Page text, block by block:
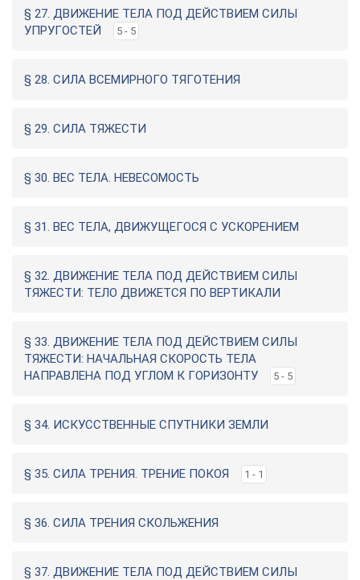
§ 27. ДВИЖЕНИЕ ТЕЛА ПОД ДЕЙСТВИЕМ СИЛЫ
УПРУГОСТЕЙ
5 - 5
§ 28. СИЛА ВСЕМИРНОГО ТЯГОТЕНИЯ
§ 29. СИЛА ТЯЖЕСТИ
§ 30. ВЕС ТЕЛА. НЕВЕСОМОСТЬ
§ 31. ВЕС ТЕЛА, ДВИЖУЩЕГОСЯ С УСКОРЕНИЕМ
§ 32. ДВИЖЕНИЕ ТЕЛА ПОД ДЕЙСТВИЕМ СИЛЫ
ТЯЖЕСТИ: ТЕЛО ДВИЖЕТСЯ ПО ВЕРТИКАЛИ
§ 33. ДВИЖЕНИЕ ТЕЛА ПОД ДЕЙСТВИЕМ СИЛЫ
ТЯЖЕСТИ: НАЧАЛЬНАЯ СКОРОСТЬ ТЕЛА
НАПРАВЛЕНА ПОД УГЛОМ К ГОРИЗОНТУ
5 - 5
§ 34. ИСКУССТВЕННЫЕ СПУТНИКИ ЗЕМЛИ
§ 35. СИЛА ТРЕНИЯ. ТРЕНИЕ ПОКОЯ 1 - 1
§ 36. СИЛА ТРЕНИЯ СКОЛЬЖЕНИЯ
§ 37. ДВИЖЕНИЕ ТЕЛА ПОД ДЕЙСТВИЕМ СИЛЫ